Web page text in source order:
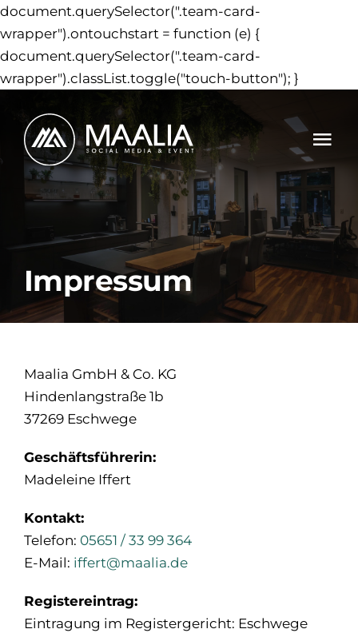
document.querySelector(".team-card-
wrapper").ontouchstart = function (e) {
document.querySelector(".team-card-
wrapper").classList.toggle("touch-button"); }
springen
Leistungen
Projekte
Events NEU
Jobs
Kontakt
Impressum
Maalia GmbH & Co. KG
Hindenlangstraße 1b
37269 Eschwege
Geschäftsführerin:
Madeleine Iffert
Kontakt:
Telefon: 05651 / 33 99 364
E-Mail: iffert@maalia.de
Registereintrag:
Eintragung im Registergericht: Eschwege